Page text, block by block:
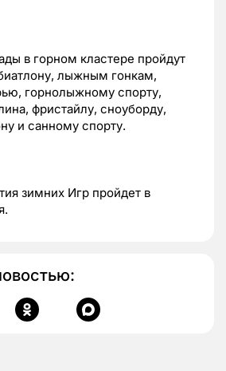
в горном кластере пройдут
лыжным гонкам,
горнолыжному спорту,
фристайлу, сноуборду,
и санному спорту.
зимних Игр пройдет в